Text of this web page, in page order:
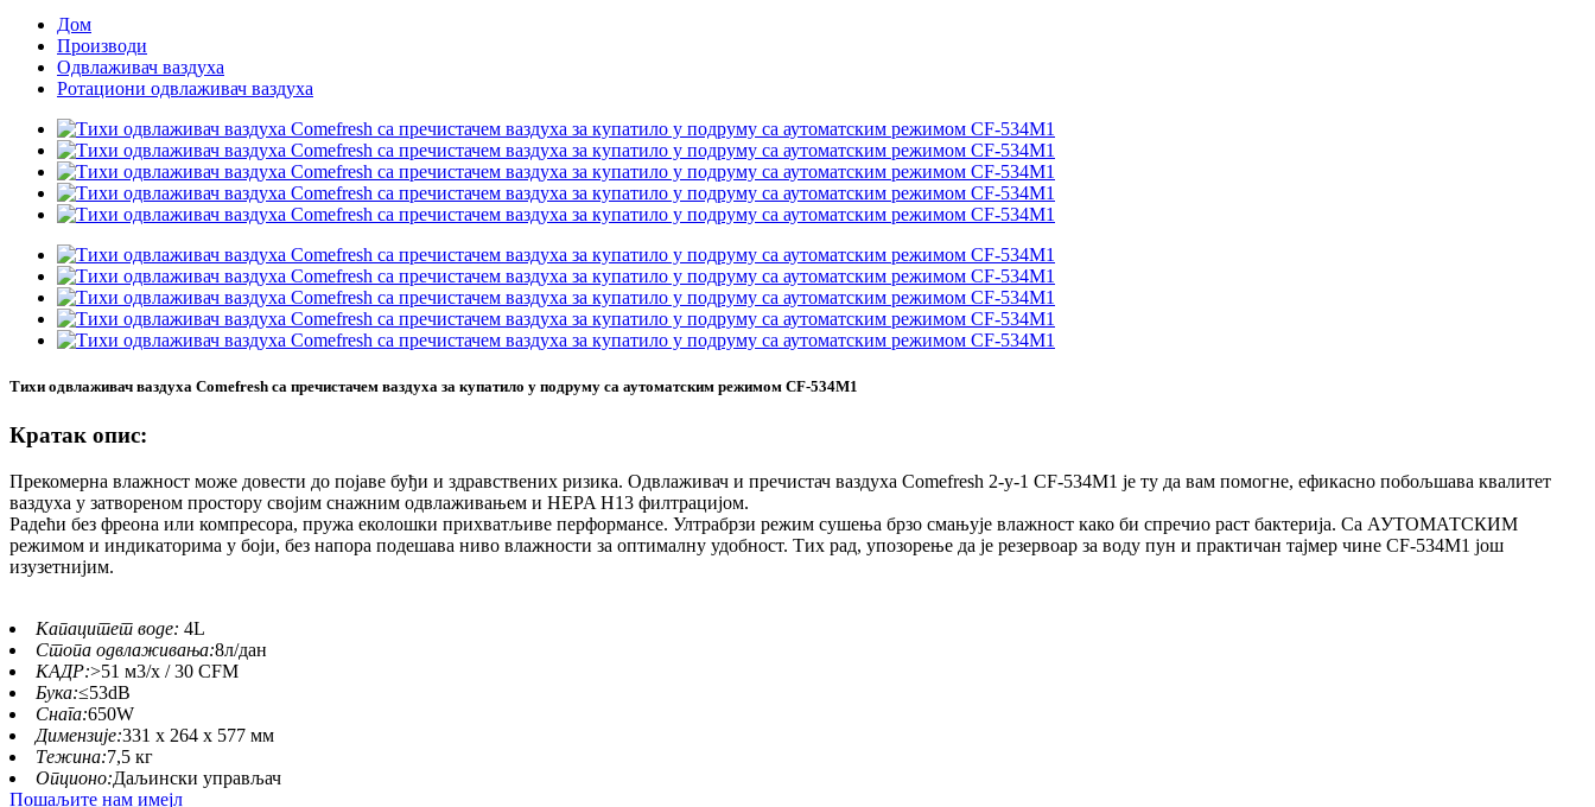
Дом
Производи
Одвлаживач ваздуха
Ротациони одвлаживач ваздуха
Тихи одвлаживач ваздуха Comefresh са пречистачем ваздуха за купатило у подруму са аутоматским режимом CF-534M1
Кратак опис:
Прекомерна влажност може довести до појаве буђи и здравствених ризика. Одвлаживач и пречистач ваздуха Comefresh 2-у-1 CF-534M1 је ту да вам помогне, ефикасно побољшава квалитет
ваздуха у затвореном простору својим снажним одвлаживањем и HEPA H13 филтрацијом.
Радећи без фреона или компресора, пружа еколошки прихватљиве перформансе. Ултрабрзи режим сушења брзо смањује влажност како би спречио раст бактерија. Са АУТОМАТСКИМ
режимом и индикаторима у боји, без напора подешава ниво влажности за оптималну удобност. Тих рад, упозорење да је резервоар за воду пун и практичан тајмер чине CF-534M1 још
изузетнијим.
Капацитет воде: 4L
Стопа одвлаживања:8л/дан
КАДР:>51 м3/х / 30 CFM
Бука:≤53dB
Снага:650W
Димензије:331 x 264 x 577 мм
Тежина:7,5 кг
Опционо:Даљински управљач
Пошаљите нам имејл